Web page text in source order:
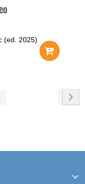
(ed. 2025)